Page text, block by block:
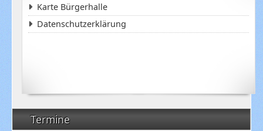
Termine
Karte Bürgerhalle
Datenschutzerklärung